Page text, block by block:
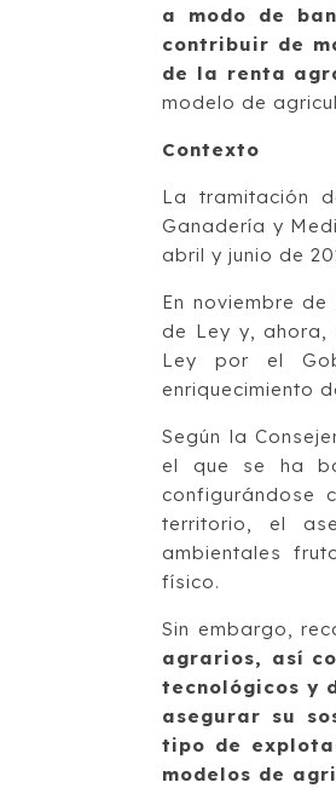
a modo de
contribuir de
de la renta
modelo de
Contexto
La tramitación
Ganadería y
abril y junio de
En noviembre
de Ley y, ahora,
Ley por el
enriquecimiento
Según la
el que se ha
configurándose
territorio, el
ambientales
físico.
Sin embargo,
agrarios, así
tecnológicos y
asegurar su
tipo de
modelos de